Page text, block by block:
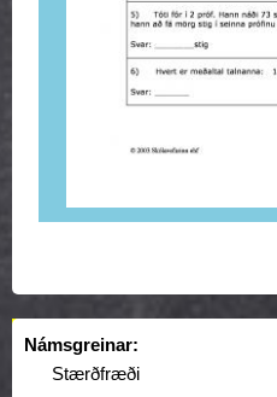
Námsgreinar:
Stærðfræði